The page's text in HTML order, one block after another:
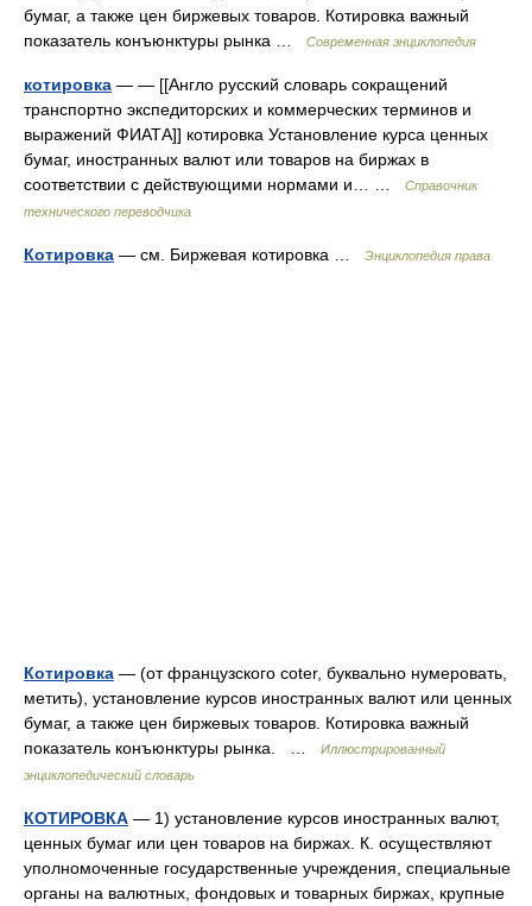
бумаг, а также цен биржевых товаров. Котировка важный
показатель конъюнктуры рынка …
Современная энциклопедия
котировка — — [[Англо русский словарь сокращений
транспортно экспедиторских и коммерческих терминов и
выражений ФИАТА]] котировка Установление курса ценных
бумаг, иностранных валют или товаров на биржах в
соответствии с действующими нормами и… …
Справочник
технического переводчика
Котировка — см. Биржевая котировка … Энциклопедия права
Котировка — (от французского coter, буквально нумеровать,
метить), установление курсов иностранных валют или ценных
бумаг, а также цен биржевых товаров. Котировка важный
показатель конъюнктуры рынка. …
Иллюстрированный
энциклопедический словарь
КОТИРОВКА — 1) установление курсов иностранных валют,
ценных бумаг или цен товаров на биржах. К. осуществляют
уполномоченные государственные учреждения, специальные
органы на валютных, фондовых и товарных биржах, крупные